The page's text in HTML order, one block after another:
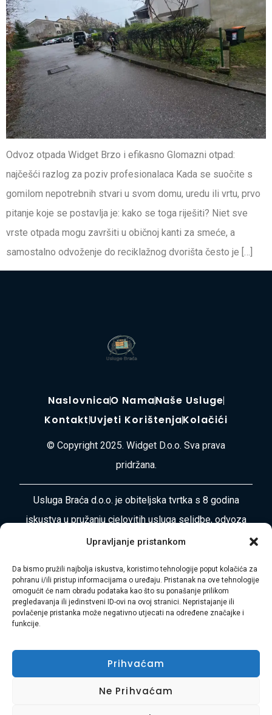
Upravljanje pristankom
Da bismo pružili najbolja iskustva, koristimo tehnologije poput kolačića za
pohranu i/ili pristup informacijama o uređaju. Pristanak na ove tehnologije
omogućit će nam obradu podataka kao što su ponašanje prilikom
pregledavanja ili jedinstveni ID-ovi na ovoj stranici. Nepristajanje ili
povlačenje pristanka može negativno utjecati na određene značajke i
funkcije.
Prihvaćam
Ne Prihvaćam
Odvoz otpada Widget Brzo i efikasno Glomazni otpad:
najčešći razlog za poziv profesionalaca Kada se suočite s
gomilom nepotrebnih stvari u svom domu, uredu ili vrtu, prvo
pitanje koje se postavlja je: kako se toga riješiti? Niet sve
vrste otpada mogu završiti u običnoj kanti za smeće, a
samostalno odvoženje do reciklažnog dvorišta često je […]
NaslovnicaO NamaNaše Usluge
KontaktUvjeti KorištenjaKolačići
© Copyright 2025. Widget D.o.o. Sva prava
pridržana.
Usluga Braća d.o.o. je obiteljska tvrtka s 8 godina
iskustva u pružanju cjelovitih usluga selidbe, odvoza
otpada, čišćenja i uređenja okoliša diljem
vaša bezbrižnost i zadovoljstvo.
Adresa:Plase 45, 51000 RIJEKA
Hasibmurtez11@gmail.com